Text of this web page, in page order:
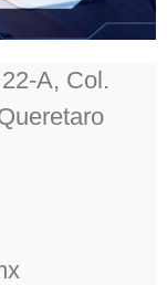
A, Col.